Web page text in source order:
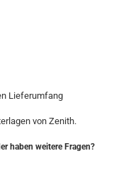
Lieferumfang
von Zenith.
haben weitere Fragen?